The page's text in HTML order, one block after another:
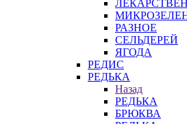
РАЗНОЕ
СЕЛЬДЕРЕЙ
ЯГОДА
РЕДИС
РЕДЬКА
Назад
РЕДЬКА
БРЮКВА